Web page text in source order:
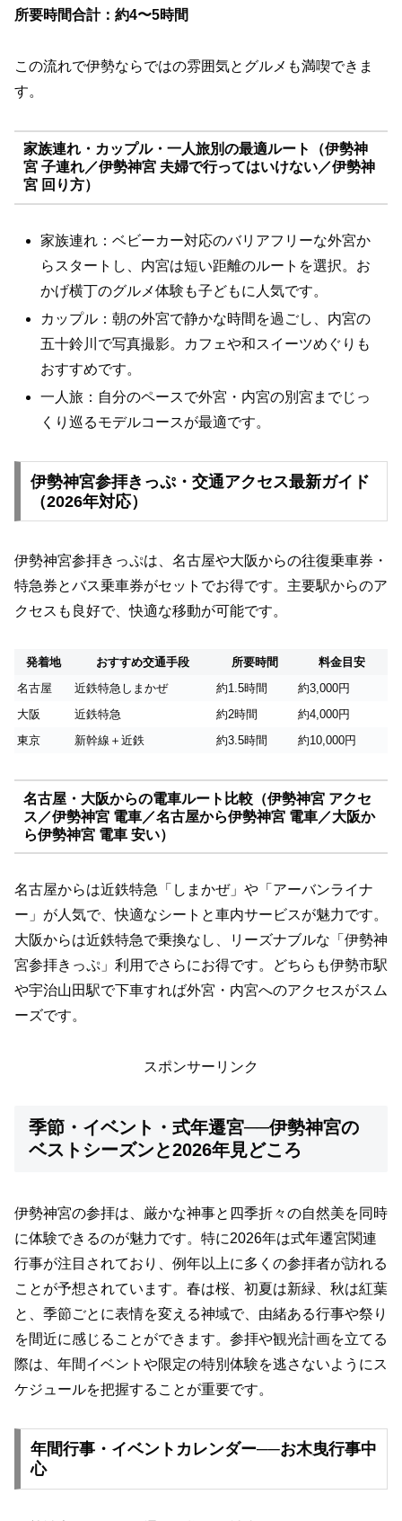
所要時間合計：約4〜5時間
この流れで伊勢ならではの雰囲気とグルメも満喫できま
す。
家族連れ・カップル・一人旅別の最適ルート（伊勢神
宮 子連れ／伊勢神宮 夫婦で行ってはいけない／伊勢神
宮 回り方）
家族連れ：ベビーカー対応のバリアフリーな外宮か
らスタートし、内宮は短い距離のルートを選択。お
かげ横丁のグルメ体験も子どもに人気です。
カップル：朝の外宮で静かな時間を過ごし、内宮の
五十鈴川で写真撮影。カフェや和スイーツめぐりも
おすすめです。
一人旅：自分のペースで外宮・内宮の別宮までじっ
くり巡るモデルコースが最適です。
伊勢神宮参拝きっぷ・交通アクセス最新ガイド
（2026年対応）
伊勢神宮参拝きっぷは、名古屋や大阪からの往復乗車券・
特急券とバス乗車券がセットでお得です。主要駅からのア
クセスも良好で、快適な移動が可能です。
発着地 おすすめ交通手段 所要時間
料金目安
名古屋
近鉄特急しまかぜ 約1.5時間
約3,000円
大阪
近鉄特急 約2時間
約4,000円
東京
新幹線＋近鉄 約3.5時間 約10,000円
名古屋・大阪からの電車ルート比較（伊勢神宮 アクセ
ス／伊勢神宮 電車／名古屋から伊勢神宮 電車／大阪か
ら伊勢神宮 電車 安い）
名古屋からは近鉄特急「しまかぜ」や「アーバンライナ
ー」が人気で、快適なシートと車内サービスが魅力です。
大阪からは近鉄特急で乗換なし、リーズナブルな「伊勢神
宮参拝きっぷ」利用でさらにお得です。どちらも伊勢市駅
や宇治山田駅で下車すれば外宮・内宮へのアクセスがスム
ーズです。
スポンサーリンク
季節・イベント・式年遷宮──伊勢神宮の
ベストシーズンと2026年見どころ
伊勢神宮の参拝は、厳かな神事と四季折々の自然美を同時
に体験できるのが魅力です。特に2026年は式年遷宮関連
行事が注目されており、例年以上に多くの参拝者が訪れる
ことが予想されています。春は桜、初夏は新緑、秋は紅葉
と、季節ごとに表情を変える神域で、由緒ある行事や祭り
を間近に感じることができます。参拝や観光計画を立てる
際は、年間イベントや限定の特別体験を逃さないようにス
ケジュールを把握することが重要です。
年間行事・イベントカレンダー──お木曳行事中
心